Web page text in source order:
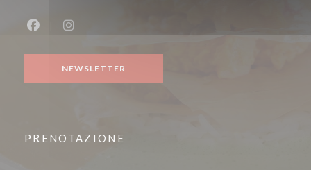
Facebook ((apre una nuova finestra))
Instagram ((apre una nuova finestra))
NEWSLETTER
PRENOTAZIONE